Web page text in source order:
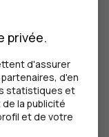
d’affaires CIC
activités
de caisse du
privée.
d'assurer
d'en
statistiques et
la publicité
et de votre